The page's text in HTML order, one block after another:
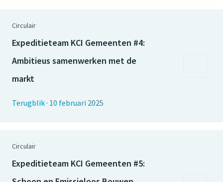
Circulair
Expeditieteam KCI Gemeenten #4:
Ambitieus samenwerken met de
markt
Terugblik· 10 februari 2025
Circulair
Expeditieteam KCI Gemeenten #5: